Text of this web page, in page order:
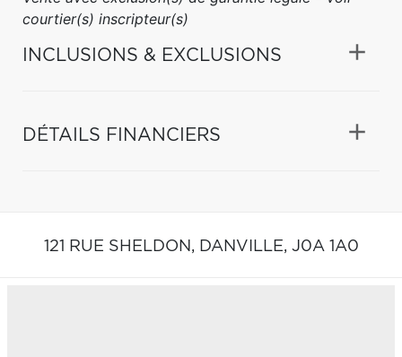
courtier(s) inscripteur(s)
INCLUSIONS & EXCLUSIONS
DÉTAILS FINANCIERS
121 RUE SHELDON, DANVILLE, J0A 1A0